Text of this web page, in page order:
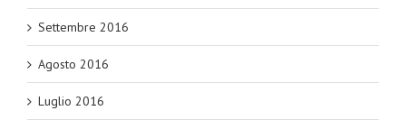
Settembre 2016
Agosto 2016
Luglio 2016